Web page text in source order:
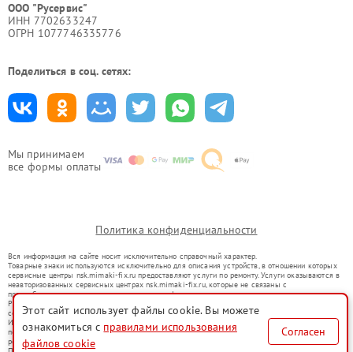
Мы принимаем
все формы оплаты
ООО "Русервис"
ИНН 7702633247
ОГРН 1077746335776
Поделиться в соц. сетях:
Политика конфиденциальности
Вся информация на сайте носит исключительно справочный характер.
Товарные знаки используются исключительно для описания устройств, в отношении которых
сервисные центры nsk.mimaki-fix.ru предоставляют услуги по ремонту. Услуги оказываются в
неавторизованных сервисных центрах nsk.mimaki-fix.ru, которые не связаны с
правообладателями товарных знаков или их официальными представителями.
Ремонт осуществляется для устройств, уже введенных в гражданский оборот в соответствии
со статьей 1487 ГК РФ.
Использование товарных знаков не преследует цели индивидуализации услуг или введения
потребителей в заблуждение, а служит для информирования о предоставляемых услугах по
ремонту техники указанных брендов.
Этот сайт использует файлы cookie. Вы можете
ознакомиться с правилами использования
файлов cookie
Согласен